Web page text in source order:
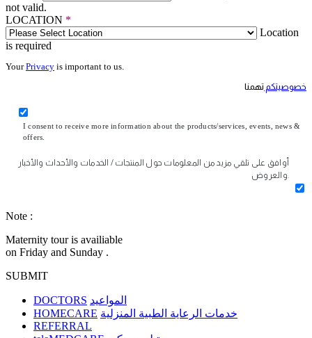
not valid.
LOCATION *
Location
is required
YourPrivacy is important to us.
خصوصيتكم تهمنا
I consent to receive more information about the products/services, events, news &
offers.
أوافق على تلقي مزيد من المعلومات حول المنتجات / الخدمات والأحداث والأخبار
Note :
Maternity tour is availiable
on Friday and Sunday .
SUBMIT
DOCTORS المواعيد
HOMECARE خدمات الرعاية الطبية المنزلية
REFERRAL